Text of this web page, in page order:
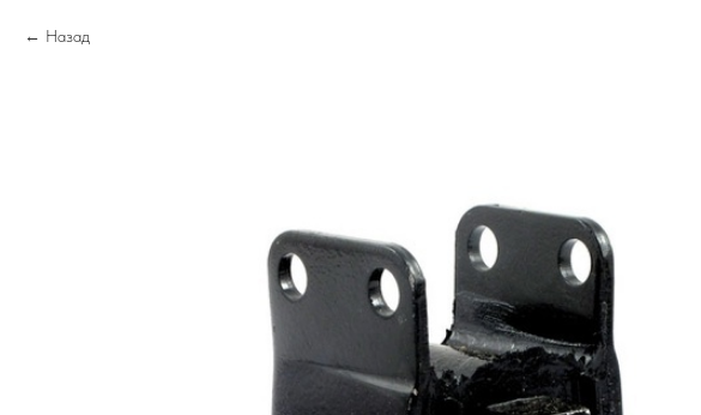
Назад